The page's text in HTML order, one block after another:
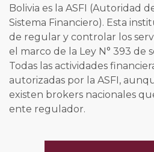
Bolivia es la ASFI (Autoridad
Sistema Financiero). Esta
de regular y controlar los
el marco de la Ley N° 393 de
Todas las actividades
autorizadas por la ASFI,
existen brokers nacionales
ente regulador.